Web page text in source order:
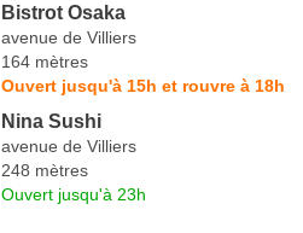
Bistrot Osaka
avenue de Villiers
164 mètres
Ouvert jusqu'à 15h et rouvre à 18h
Nina Sushi
avenue de Villiers
248 mètres
Ouvert jusqu'à 23h